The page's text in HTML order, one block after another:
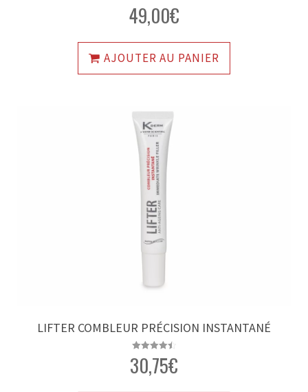
Note4.60
sur 5
49,00€
AJOUTER AU PANIER
LIFTER COMBLEUR PRÉCISION INSTANTANÉ
Note4.47
sur 5
30,75€